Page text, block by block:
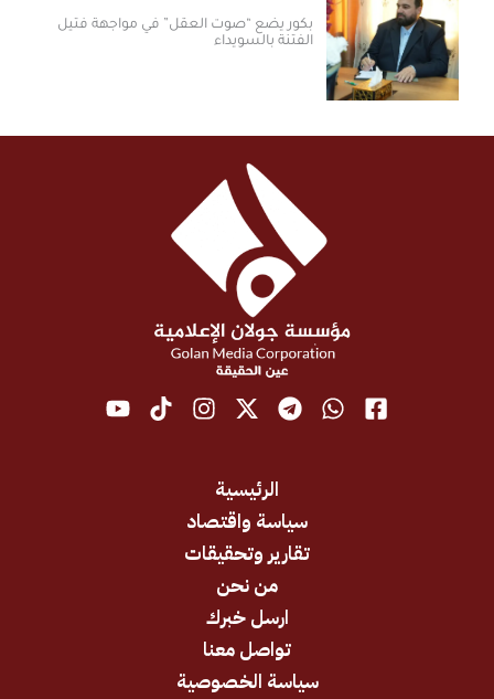
بكور يضع “صوت العقل” في مواجهة فتيل
الفتنة بالسويداء
سياسة واقتصاد
تقارير وتحقيقات
ارسل خبرك
تواصل معنا
سياسة الخصوصية